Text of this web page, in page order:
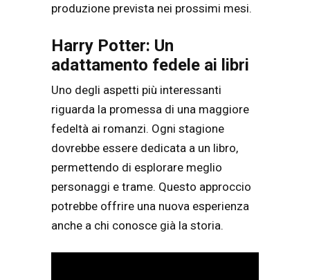
produzione prevista nei prossimi mesi.
Harry Potter: Un
adattamento fedele ai libri
Uno degli aspetti più interessanti
riguarda la promessa di una maggiore
fedeltà ai romanzi. Ogni stagione
dovrebbe essere dedicata a un libro,
permettendo di esplorare meglio
personaggi e trame. Questo approccio
potrebbe offrire una nuova esperienza
anche a chi conosce già la storia.